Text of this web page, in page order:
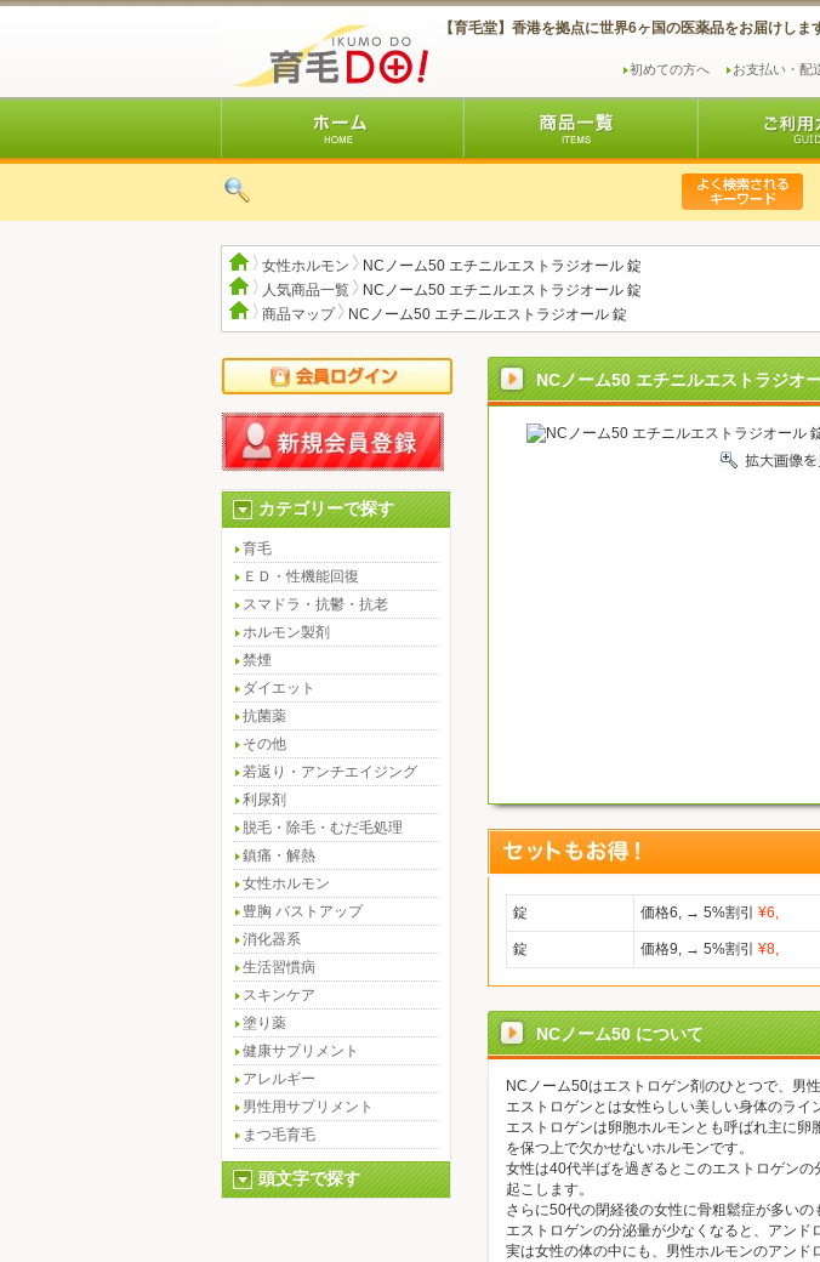
【育毛堂】香港を拠点に世界6ヶ国の医薬品をお届けしま
初めての方へ お支払い・配
女性ホルモン
NCノーム50 エチニルエストラジオール 錠
人気商品一覧 NCノーム50 エチニルエストラジオール 錠
商品マップ NCノーム50 エチニルエストラジオール 錠
カテゴリーで探す
育毛
ＥＤ・性機能回復
スマドラ・抗鬱・抗老
ホルモン製剤
禁煙
ダイエット
抗菌薬
その他
若返り・アンチエイジング
利尿剤
脱毛・除毛・むだ毛処理
鎮痛・解熱
女性ホルモン
豊胸 バストアップ
消化器系
生活習慣病
スキンケア
塗り薬
健康サプリメント
アレルギー
男性用サプリメント
まつ毛育毛
頭文字で探す
NCノーム50 エチニルエストラジオ
錠 価格6, → 5%割引 ¥6,
錠 価格9, → 5%割引 ¥8,
NCノーム50 について
NCノーム50はエストロゲン剤のひとつで、男
エストロゲンとは女性らしい美しい身体のライ
エストロゲンは卵胞ホルモンとも呼ばれ主に
を保つ上で欠かせないホルモンです。
女性は40代半ばを過ぎるとこのエストロゲン
起こします。
さらに50代の閉経後の女性に骨粗鬆症が多い
エストロゲンの分泌量が少なくなると、アンド
実は女性の体の中にも、男性ホルモンのアンド